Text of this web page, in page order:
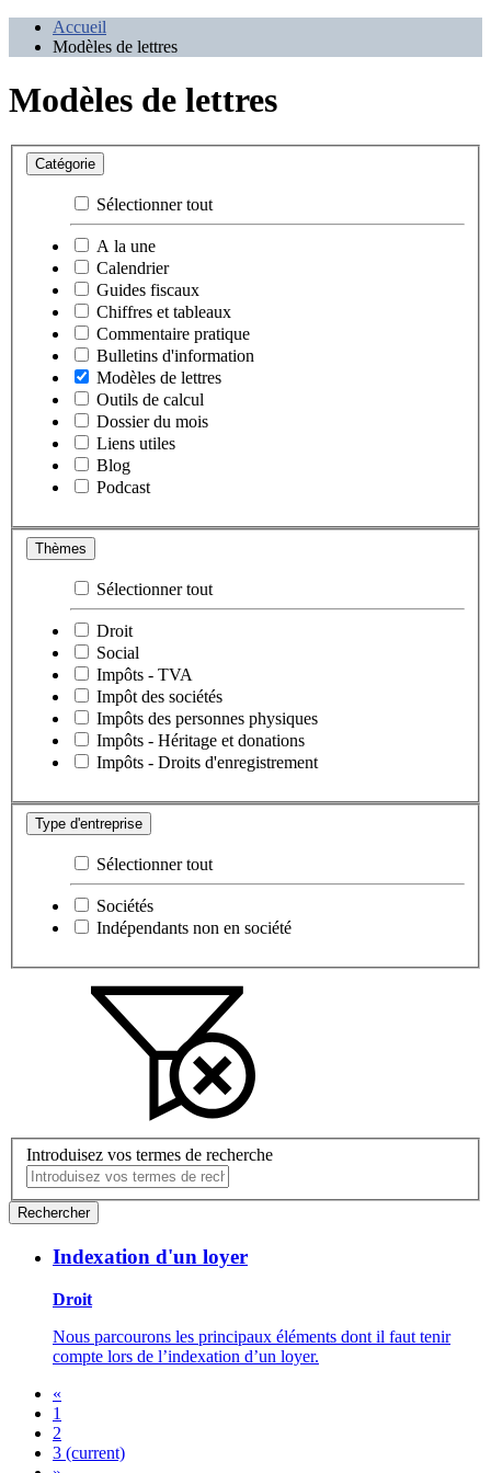
Accueil
Modèles de lettres
Modèles de lettres
Catégorie
Sélectionner tout
A la une
Calendrier
Guides fiscaux
Chiffres et tableaux
Commentaire pratique
Bulletins d'information
Modèles de lettres
Outils de calcul
Dossier du mois
Liens utiles
Blog
Podcast
Thèmes
Sélectionner tout
Droit
Social
Impôts - TVA
Impôt des sociétés
Impôts des personnes physiques
Impôts - Héritage et donations
Impôts - Droits d'enregistrement
Type d'entreprise
Sélectionner tout
Sociétés
Indépendants non en société
Introduisez vos termes de recherche
Rechercher
Indexation d'un loyer
Droit
Nous parcourons les principaux éléments dont il faut tenir
compte lors de l’indexation d’un loyer.
«
1
2
3 (current)